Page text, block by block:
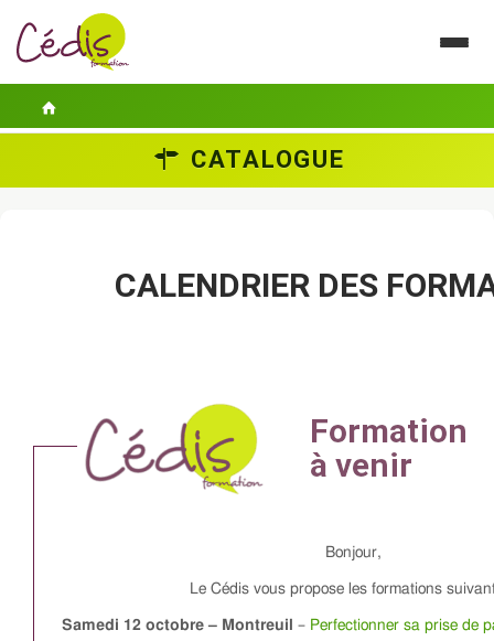
ESPACE PERSONNEL
CATALOGUE
CALENDRIER DES
Bonjour,
Le Cédis vous propose les formations
Samedi 12 octobre – Montreuil – Perfectionner sa prise de